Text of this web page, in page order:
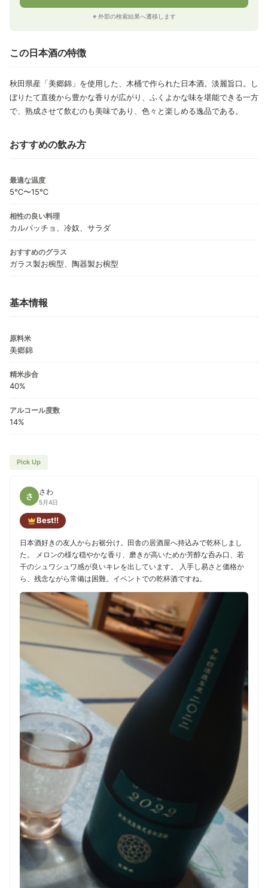
※ 外部の検索結果へ遷移します
この日本酒の特徴
秋田県産「美郷錦」を使用した、木桶で作られた日本酒。淡麗旨口。し
ぼりたて直後から豊かな香りが広がり、ふくよかな味を堪能できる一方
で、熟成させて飲むのも美味であり、色々と楽しめる逸品である。
おすすめの飲み方
最適な温度
5℃〜15℃
相性の良い料理
カルパッチョ、冷奴、サラダ
おすすめのグラス
ガラス製お椀型、陶器製お椀型
基本情報
原料米
美郷錦
精米歩合
40%
アルコール度数
14%
Pick Up
さ さわ
5月4日
Best!!
日本酒好きの友人からお裾分け。田舎の居酒屋へ持込みで乾杯しまし
た。 メロンの様な穏やかな香り、磨きが高いためか芳醇な呑み口、若
干のシュワシュワ感が良いキレを出しています。 入手し易さと価格か
ら、残念ながら常備は困難。イベントでの乾杯酒ですね。